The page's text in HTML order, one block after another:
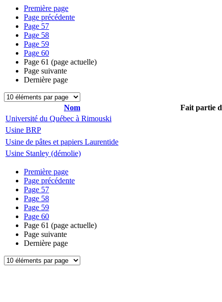
Première page
Page précédente
Page 57
Page 58
Page 59
Page 60
Page 61 (page actuelle)
Page suivante
Dernière page
Nom
Fait partie
Université du Québec à Rimouski
Usine BRP
Usine de pâtes et papiers Laurentide
Usine Stanley (démolie)
Première page
Page précédente
Page 57
Page 58
Page 59
Page 60
Page 61 (page actuelle)
Page suivante
Dernière page